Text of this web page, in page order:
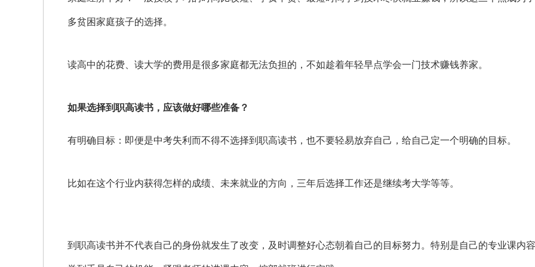
多贫困家庭孩子的选择。
读高中的花费、读大学的费用是很多家庭都无法负担的，不如趁着年轻早点学会一门技术赚钱养家。
如果选择到职高读书，应该做好哪些准备？
有明确目标：即便是中考失利而不得不选择到职高读书，也不要轻易放弃自己，给自己定一个明确的目标。
比如在这个行业内获得怎样的成绩、未来就业的方向，三年后选择工作还是继续考大学等等。
到职高读书并不代表自己的身份就发生了改变，及时调整好心态朝着自己的目标努力。特别是自己的专业课内